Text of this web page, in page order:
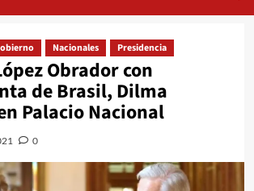
Nacionales Presidencia
Obrador con
de Brasil, Dilma
Palacio Nacional
0